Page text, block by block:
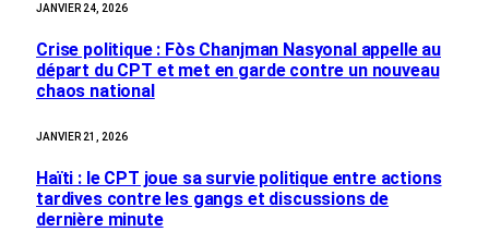
JANVIER 24, 2026
Crise politique : Fòs Chanjman Nasyonal appelle au
départ du CPT et met en garde contre un nouveau
chaos national
JANVIER 21, 2026
Haïti : le CPT joue sa survie politique entre actions
tardives contre les gangs et discussions de
dernière minute